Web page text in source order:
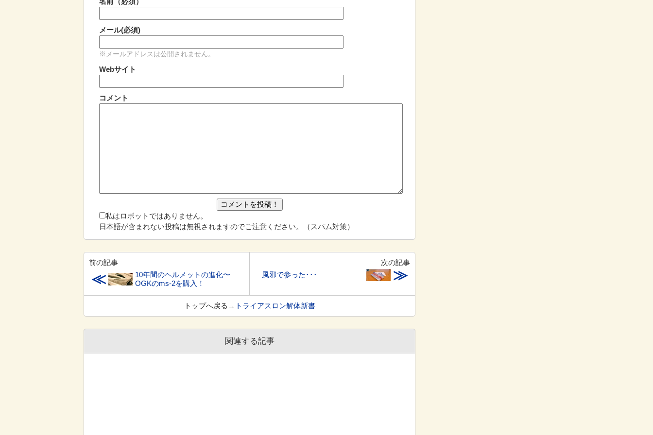
メール(必須)
※メールアドレスは公開されません。
Webサイト
コメント
私はロボットではありません。
日本語が含まれない投稿は無視されますのでご注意ください。（スパム対策）
前の記事
≪
10年間のヘルメットの進化〜
OGKのms-2を購入！
次の記事
風邪で参った･･･
≫
トップへ戻る→ トライアスロン解体新書
関連する記事